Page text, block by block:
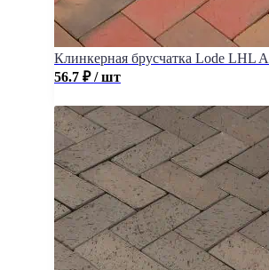
Клинкерная брусчатка Lode LHL
56.7 ₽ / шт